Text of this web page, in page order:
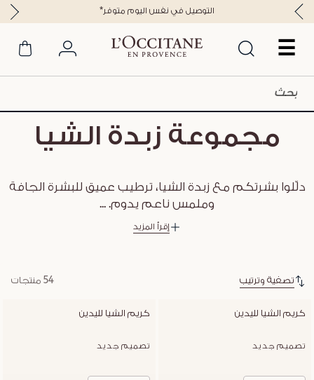
☰
*التوصيل في نفس اليوم متوفر
مجموعة زبدة الشيا
دلّلوا بشرتكم مع زبدة الشيا، ترطيب عميق للبشرة الجافة
وملمس ناعم يدوم. ...
إقرأ المزيد
تصفية وترتيب 54 منتجات
كريم الشيا لليدين
تصميم جديد
كريم الشيا لليدين
تصميم جديد